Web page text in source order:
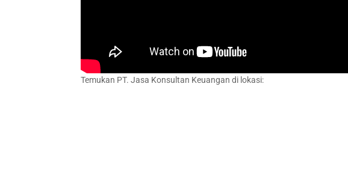
Temukan PT. Jasa Konsultan Keuangan di lokasi: